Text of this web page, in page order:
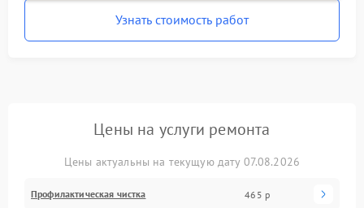
Узнать стоимость работ
Цены на услуги ремонта
Цены актуальны на текущую дату 07.08.2026
Профилактическая чистка 465 р